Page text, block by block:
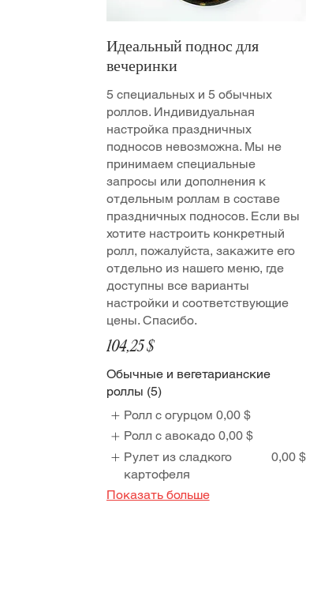
Идеальный поднос для
вечеринки
5 специальных и 5 обычных
роллов. Индивидуальная
настройка праздничных
подносов невозможна. Мы не
принимаем специальные
запросы или дополнения к
отдельным роллам в составе
праздничных подносов. Если вы
хотите настроить конкретный
ролл, пожалуйста, закажите его
отдельно из нашего меню, где
доступны все варианты
настройки и соответствующие
цены. Спасибо.
104,25 $
Обычные и вегетарианские
роллы (5)
Ролл с огурцом 0,00 $
Ролл с авокадо 0,00 $
Рулет из сладкого
картофеля
0,00 $
Показать больше